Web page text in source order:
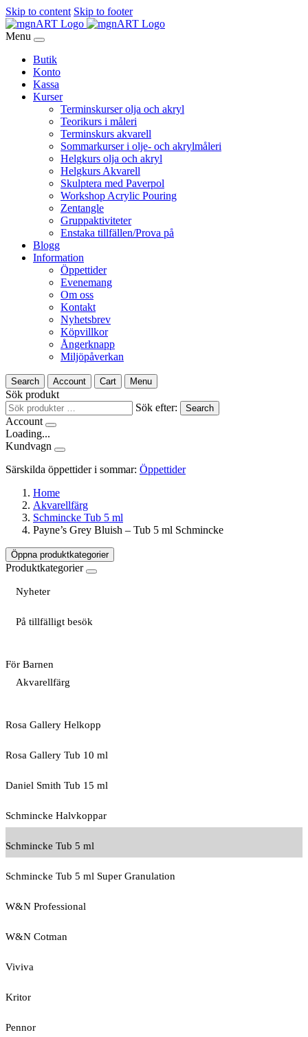
Skip to content Skip to footer
Menu
Butik
Konto
Kassa
Kurser
Terminskurser olja och akryl
Teorikurs i måleri
Terminskurs akvarell
Sommarkurser i olje- och akrylmåleri
Helgkurs olja och akryl
Helgkurs Akvarell
Skulptera med Paverpol
Workshop Acrylic Pouring
Zentangle
Gruppaktiviteter
Enstaka tillfällen/Prova på
Blogg
Information
Öppettider
Evenemang
Om oss
Kontakt
Nyhetsbrev
Köpvillkor
Ångerknapp
Miljöpåverkan
Search Account Cart Menu
Sök produkt
Sök efter:
Search
Account
Loading...
Kundvagn
Särskilda öppettider i sommar: Öppettider
Home
Akvarellfärg
Schmincke Tub 5 ml
Payne’s Grey Bluish – Tub 5 ml Schmincke
Öppna produktkategorier
Produktkategorier
Nyheter
På tillfälligt besök
För Barnen
Akvarellfärg
Rosa Gallery Helkopp
Rosa Gallery Tub 10 ml
Daniel Smith Tub 15 ml
Schmincke Halvkoppar
Schmincke Tub 5 ml
Schmincke Tub 5 ml Super Granulation
W&N Professional
W&N Cotman
Viviva
Kritor
Pennor